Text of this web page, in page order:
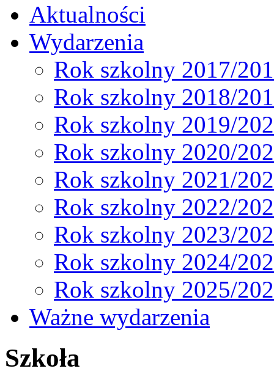
Aktualności
Wydarzenia
Rok szkolny 2017/
Rok szkolny 2018/
Rok szkolny 2019/
Rok szkolny 2020/
Rok szkolny 2021/
Rok szkolny 2022/
Rok szkolny 2023/
Rok szkolny 2024/
Rok szkolny 2025/
Ważne wydarzenia
Szkoła